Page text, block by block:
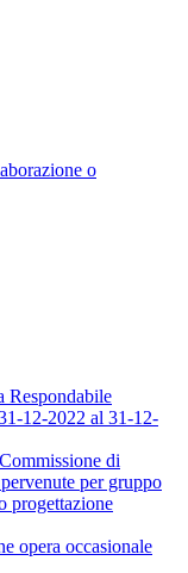
o
Respondabile
12-2022 al 31-12-
di
per gruppo
progettazione
opera occasionale